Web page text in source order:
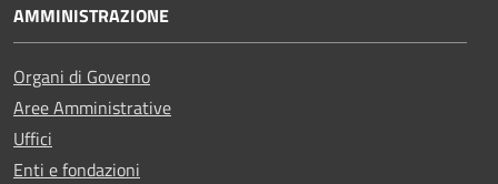
AMMINISTRAZIONE
Organi di Governo
Aree Amministrative
Uffici
Enti e fondazioni